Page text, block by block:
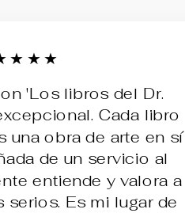
'Los libros del Dr.
Cada libro
una obra de arte en sí
de un servicio al
entiende y valora a
Es mi lugar de